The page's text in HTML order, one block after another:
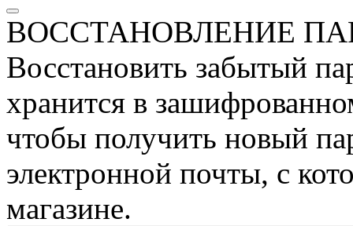
ВОССТАНОВЛЕНИЕ
Восстановить забытый
хранится в
чтобы получить новый
электронной почты, с
магазине.